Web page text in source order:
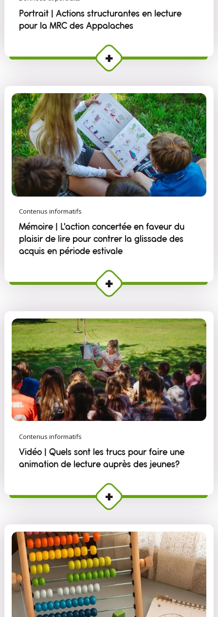
Portrait | Actions structurantes en lecture
pour la MRC des Appalaches
Contenus informatifs
Mémoire | L'action concertée en faveur du
plaisir de lire pour contrer la glissade des
acquis en période estivale
Contenus informatifs
Vidéo | Quels sont les trucs pour faire une
animation de lecture auprès des jeunes?